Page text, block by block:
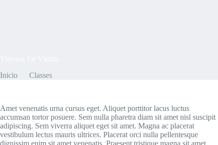
Inicio Classes
Amet venenatis urna cursus eget. Aliquet porttitor lacus luctus
accumsan tortor posuere. Sem nulla pharetra diam sit amet nisl suscipit
adipiscing. Sem viverra aliquet eget sit amet. Magna ac placerat
vestibulum lectus mauris ultrices. Placerat orci nulla pellentesque